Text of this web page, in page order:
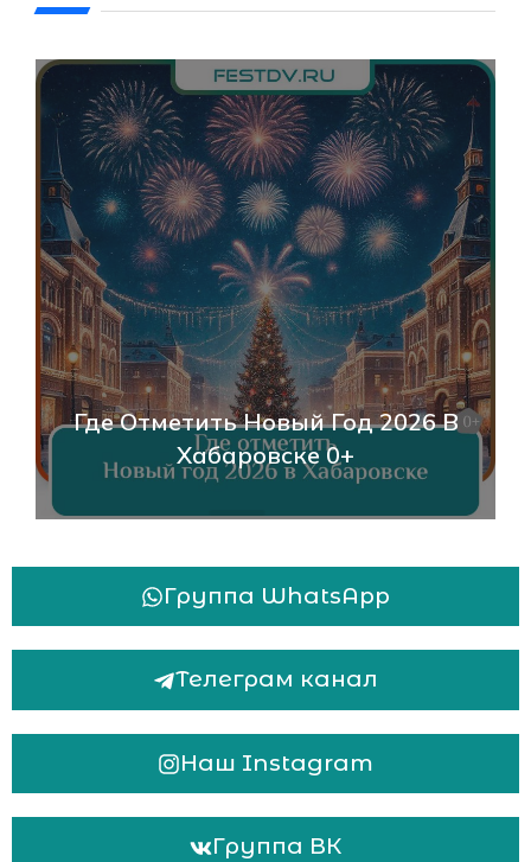
Где Отметить Новый Год 2026 В
Хабаровске 0+
Группа WhatsApp
Телеграм канал
Наш Instagram
Группа ВК